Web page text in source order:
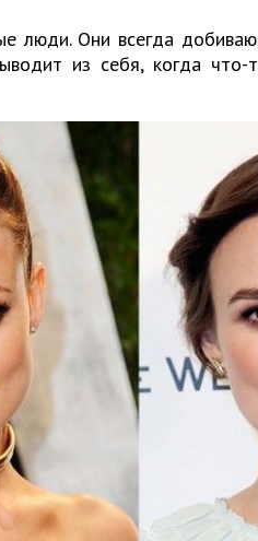
люди. Они всегда
из себя, когда